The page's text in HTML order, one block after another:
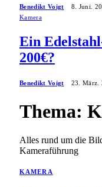
Benedikt Voigt 8. Juni.
Kamera
Ein
200€?
Benedikt Voigt 23. März.
Thema:
Alles rund um die
Kameraführung
KAMERA